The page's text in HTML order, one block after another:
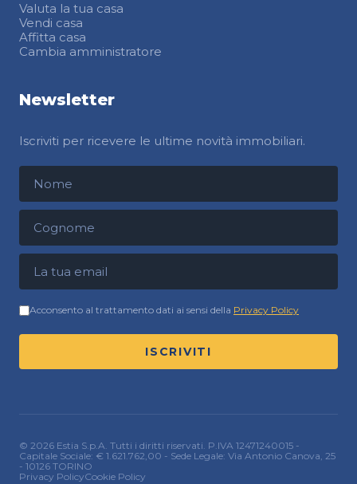
Valuta la tua casa
Vendi casa
Affitta casa
Cambia amministratore
Newsletter
Iscriviti per ricevere le ultime novità immobiliari.
Nome
Cognome
Indirizzo email
Acconsento al trattamento dati ai sensi della Privacy Policy
ISCRIVITI
© 2026 Estia S.p.A. Tutti i diritti riservati. P.IVA 12471240015 -
Capitale Sociale: € 1.621.762,00 - Sede Legale: Via Antonio Canova, 25
- 10126 TORINO
Privacy PolicyCookie Policy